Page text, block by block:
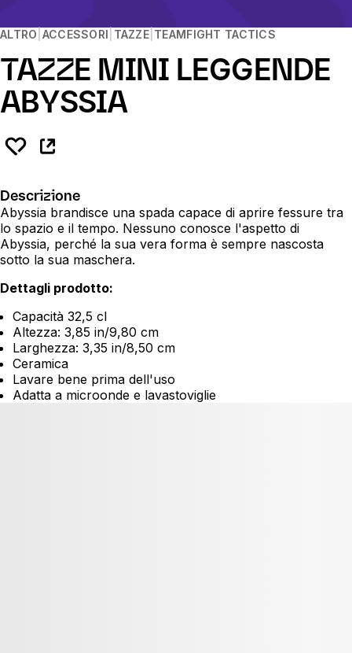
ALTRO ACCESSORI TAZZE TEAMFIGHT TACTICS
TAZZE MINI LEGGENDE
ABYSSIA
Descrizione
Abyssia brandisce una spada capace di aprire fessure tra
lo spazio e il tempo. Nessuno conosce l'aspetto di
Abyssia, perché la sua vera forma è sempre nascosta
sotto la sua maschera.
Dettagli prodotto:
Capacità 32,5 cl
Altezza: 3,85 in/9,80 cm
Larghezza: 3,35 in/8,50 cm
Ceramica
Lavare bene prima dell'uso
Adatta a microonde e lavastoviglie